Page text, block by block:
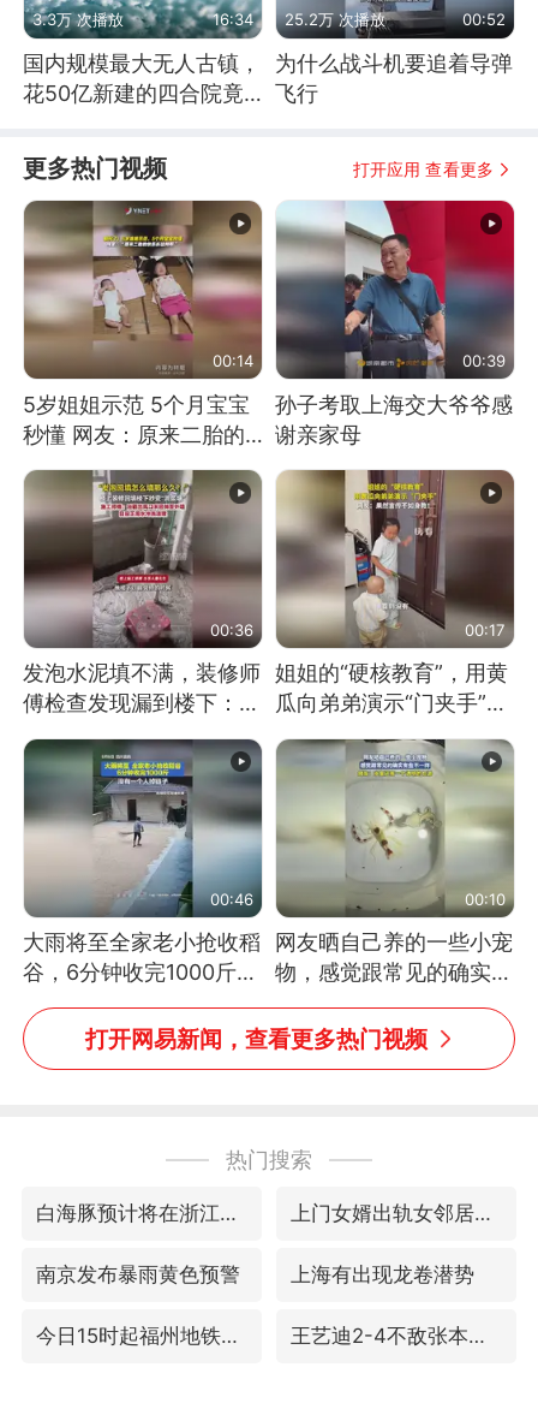
3.3万 次播放 16:34
国内规模最大无人古镇，
花50亿新建的四合院竟
25.2万 次播放 00:52
为什么战斗机要追着导弹
飞行
更多热门视频 打开应用 查看更多
00:14
5岁姐姐示范 5个月宝宝
秒懂 网友：原来二胎的
快乐长这样
00:39
孙子考取上海交大爷爷感
谢亲家母
00:36
发泡水泥填不满，装修师
傅检查发现漏到楼下：出
风口未延伸到外墙
00:17
姐姐的“硬核教育”，用黄
瓜向弟弟演示“门夹手”，
网友：果然言传不如身
教！
00:46
大雨将至全家老小抢收稻
谷，6分钟收完1000斤，
没有一个人掉链子
00:10
网友晒自己养的一些小宠
物，感觉跟常见的确实有
些不一样
打开网易新闻，查看更多热门视频
热门搜索
白海豚预计将在浙江苍南到三门一带登陆 上门女婿出轨女邻居多年被判重婚罪
南京发布暴雨黄色预警 上海有出现龙卷潜势
今日15时起福州地铁高架区段停运 王艺迪2-4不敌张本美和止步4强